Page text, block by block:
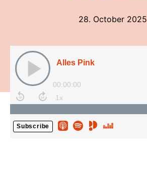
28. October 2025
Alles Pink
00:00:00
Subscribe